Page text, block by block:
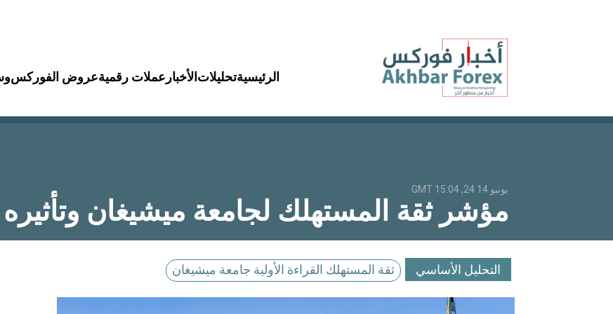
الرئيسيةتحليلات الأخبار عملات رقميةعروض الفوركس
يونيو 14 24, 15:04 GMT
مؤشر ثقة المستهلك لجامعة ميشيغان
التحليل الأساسي ثقة المستهلك القراءة الأولية جامعة ميشيغان